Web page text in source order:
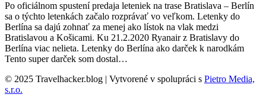
Po oficiálnom spustení predaja leteniek na trase Bratislava – Berlín
sa o týchto letenkách začalo rozprávať vo veľkom. Letenky do
Berlína sa dajú zohnať za menej ako lístok na vlak medzi
Bratislavou a Košicami. Ku 21.2.2020 Ryanair z Bratislavy do
Berlína viac nelieta. Letenky do Berlína ako darček k narodkám
Tento super darček som dostal…
© 2025 Travelhacker.blog | Vytvorené v spolupráci s Pietro Media,
s.r.o.